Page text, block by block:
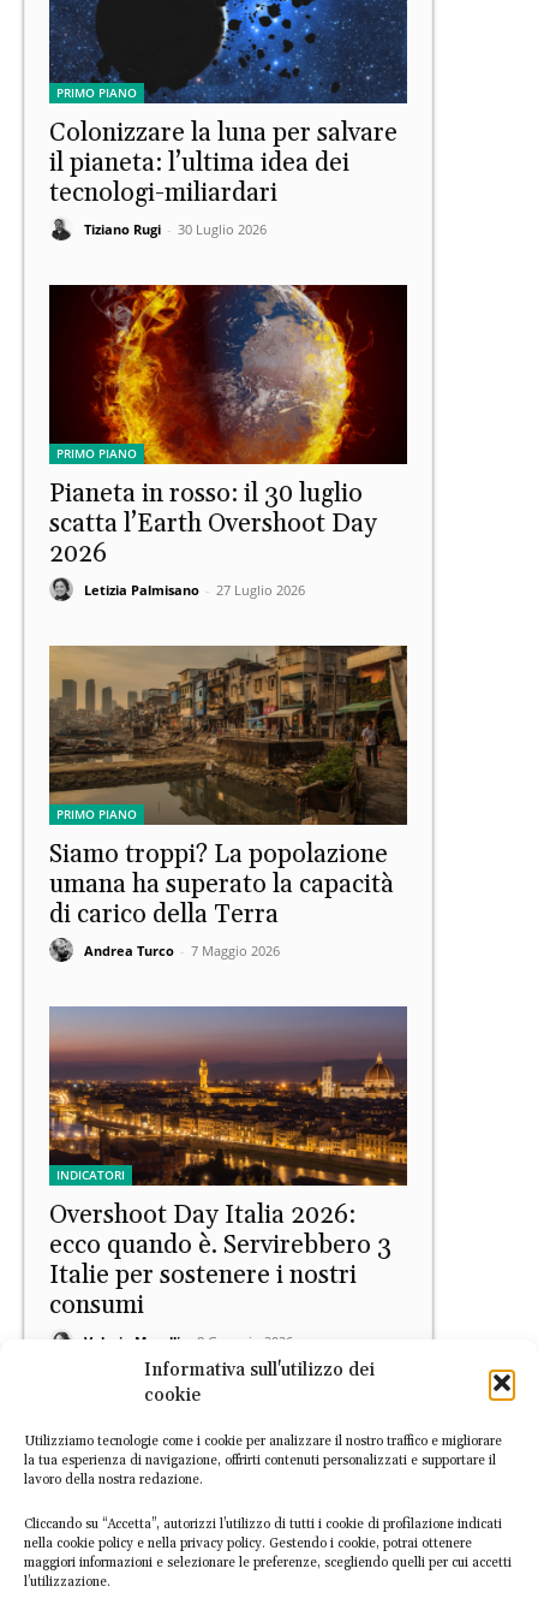
Informativa sull'utilizzo dei
cookie
Utilizziamo tecnologie come i cookie per analizzare il nostro traffico e migliorare
la tua esperienza di navigazione, offrirti contenuti personalizzati e supportare il
lavoro della nostra redazione.
Cliccando su “Accetta”, autorizzi l’utilizzo di tutti i cookie di profilazione indicati
nella cookie policy e nella privacy policy. Gestendo i cookie, potrai ottenere
maggiori informazioni e selezionare le preferenze, scegliendo quelli per cui accetti
l’utilizzazione.
PRIMO PIANO
Colonizzare la luna per salvare
il pianeta: l’ultima idea dei
tecnologi-miliardari
Tiziano Rugi - 30 Luglio 2026
PRIMO PIANO
Pianeta in rosso: il 30 luglio
scatta l’Earth Overshoot Day
2026
Letizia Palmisano - 27 Luglio 2026
PRIMO PIANO
Siamo troppi? La popolazione
umana ha superato la capacità
di carico della Terra
Andrea Turco - 7 Maggio 2026
INDICATORI
Overshoot Day Italia 2026:
ecco quando è. Servirebbero 3
Italie per sostenere i nostri
consumi
Valeria Morelli 8 Gennaio 2026
FOCUS